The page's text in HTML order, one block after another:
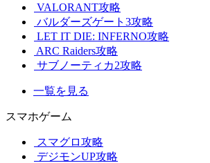
VALORANT攻略
バルダーズゲート3攻略
LET IT DIE: INFERNO攻略
ARC Raiders攻略
サブノーティカ2攻略
一覧を見る
スマホゲーム
スマグロ攻略
デジモンUP攻略